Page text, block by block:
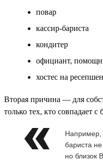
повар
кассир-бариста
кондитер
официант,
хостес на ресепшен
Вторая причина — для
только тех, кто совпадает
Например,
бариста
но близок